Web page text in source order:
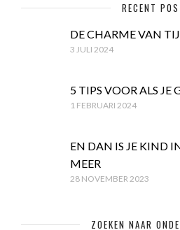
RECENT
DE CHARME VAN
3 JULI 2024
5 TIPS VOOR ALS JE
1 FEBRUARI 2024
EN DAN IS JE KIND
MEER
28 NOVEMBER 2023
ZOEKEN NAAR